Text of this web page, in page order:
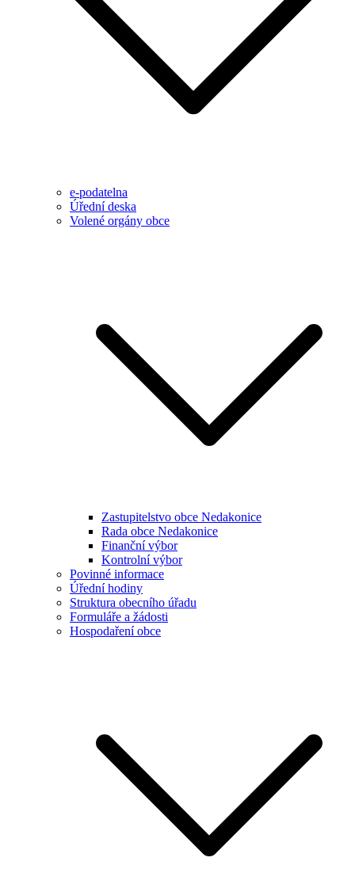
e-podatelna
Úřední deska
Volené orgány obce
Zastupitelstvo obce Nedakonice
Rada obce Nedakonice
Finanční výbor
Kontrolní výbor
Povinné informace
Úřední hodiny
Struktura obecního úřadu
Formuláře a žádosti
Hospodaření obce